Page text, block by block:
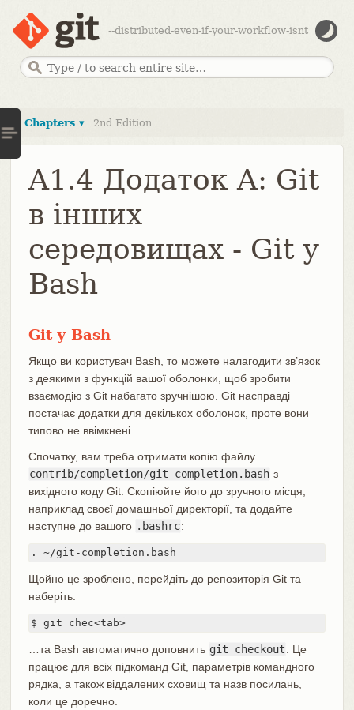
--distributed-even-if-your-workflow-isnt
Chapters ▾ 2nd Edition
A1.4 Додаток A: Git
в інших
середовищах - Git у
Bash
Git у Bash
Якщо ви користувач Bash, то можете налагодити зв’язок
з деякими з функцій вашої оболонки, щоб зробити
взаємодію з Git набагато зручнішою. Git насправді
постачає додатки для декількох оболонок, проте вони
типово не ввімкнені.
Спочатку, вам треба отримати копію файлу
contrib/completion/git-completion.bash з
вихідного коду Git. Скопіюйте його до зручного місця,
наприклад своєї домашньої директорії, та додайте
наступне до вашого .bashrc:
. ~/git-completion.bash
Щойно це зроблено, перейдіть до репозиторія Git та
наберіть:
$ git chec<tab>
…та Bash автоматично доповнить git checkout
. Це
працює для всіх підкоманд Git, параметрів командного
рядка, а також віддалених сховищ та назв посилань,
коли це доречно.